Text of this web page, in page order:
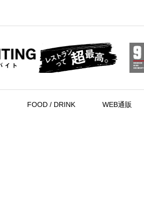
FOOD / DRINK WEB通販